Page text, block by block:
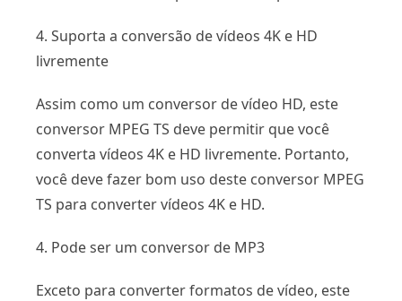
4. Suporta a conversão de vídeos 4K e HD
livremente
Assim como um conversor de vídeo HD, este
conversor MPEG TS deve permitir que você
converta vídeos 4K e HD livremente. Portanto,
você deve fazer bom uso deste conversor MPEG
TS para converter vídeos 4K e HD.
4. Pode ser um conversor de MP3
Exceto para converter formatos de vídeo, este